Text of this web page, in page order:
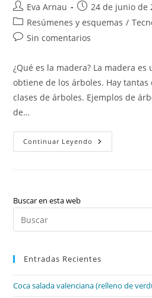
Autor
de
la
entrada:
Eva Arnau
Publicación
de
la
entrada:
24 de junio de
Categoría
de
Resúmenes y esquemas /
Comentarios
la
entrada:
Sin comentarios
¿Qué es la madera? La madera
obtiene de los árboles. Hay tantas
clases de árboles. Ejemplos de
de…
Continuar Leyendo La
Madera
Buscar en esta web
Entradas Recientes
Coca salada valenciana (relleno de